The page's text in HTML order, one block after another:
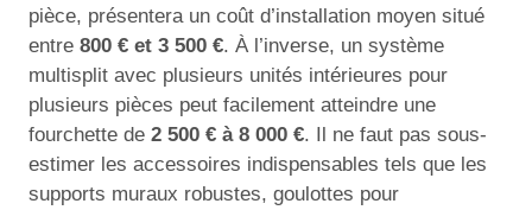
pièce, présentera un coût d’installation moyen situé
entre 800 € et 3 500 €. À l’inverse, un système
multisplit avec plusieurs unités intérieures pour
plusieurs pièces peut facilement atteindre une
fourchette de 2 500 € à 8 000 €. Il ne faut pas sous-
estimer les accessoires indispensables tels que les
supports muraux robustes, goulottes pour